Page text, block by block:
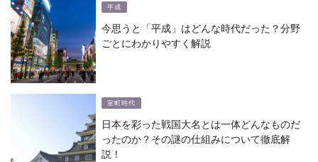
平成
今思うと「平成」はどんな時代だった？分野
ごとにわかりやすく解説
室町時代
日本を彩った戦国大名とは一体どんなものだ
ったのか？その謎の仕組みについて徹底解
説！